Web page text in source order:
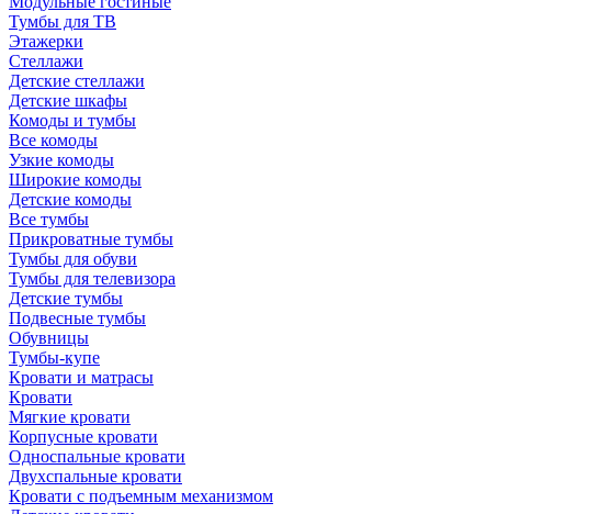
Тумбы для ТВ
Этажерки
Стеллажи
Детские стеллажи
Детские шкафы
Комоды и тумбы
Все комоды
Узкие комоды
Широкие комоды
Детские комоды
Все тумбы
Прикроватные тумбы
Тумбы для обуви
Тумбы для телевизора
Детские тумбы
Подвесные тумбы
Обувницы
Тумбы-купе
Кровати и матрасы
Кровати
Мягкие кровати
Корпусные кровати
Односпальные кровати
Двухспальные кровати
Кровати с подъемным механизмом